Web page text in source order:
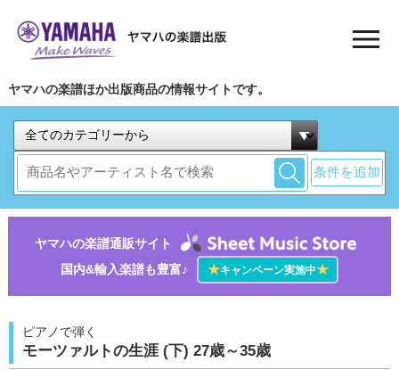
ヤマハの楽譜ほか出版商品の情報サイトです。
条件を追加
ヤマハの楽譜通販サイト
国内&輸入楽譜も豊富♪
★キャンペーン実施中★
ピアノで弾く
モーツァルトの生涯 (下) 27歳～35歳